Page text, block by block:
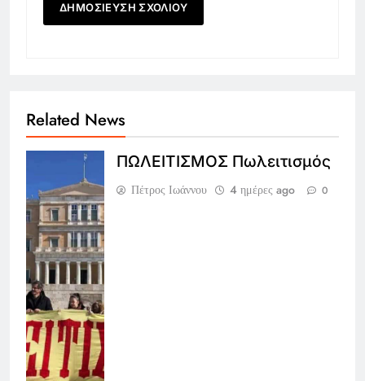
Related News
ΠΩΛΕΙΤΙΣΜΟΣ Πωλειτισμός
Πέτρος Ιωάννου 4 ημέρες ago 0